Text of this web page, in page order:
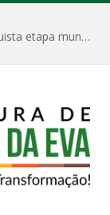
Escola Municipal Divino Espírito Santo conquista etapa municipal da V Feira Amazonense de Matemática